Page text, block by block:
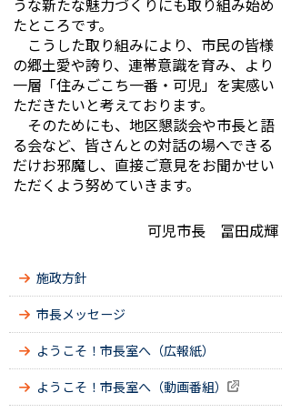
うな新たな魅力づくりにも取り組み始め
たところです。
こうした取り組みにより、市民の皆様
の郷土愛や誇り、連帯意識を育み、より
一層「住みごこち一番・可児」を実感い
ただきたいと考えております。
そのためにも、地区懇談会や市長と語
る会など、皆さんとの対話の場へできる
だけお邪魔し、直接ご意見をお聞かせい
ただくよう努めていきます。
可児市長 冨田成輝
施政方針
市長メッセージ
ようこそ！市長室へ（広報紙）
ようこそ！市長室へ（動画番組）